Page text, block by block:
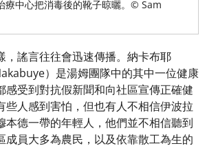
療中心把消毒後的靴子晾曬。© Sam
，謠言往往會迅速傳播。納卡布耶
）是湯姆團隊中的其中一位健康
感受到對抗假新聞和向社區宣傳正確健
些人感到害怕，但也有人不相信伊波拉
本德一帶的年輕人，他們並不相信聽到
成員大多為農民，以及依靠散工為生的